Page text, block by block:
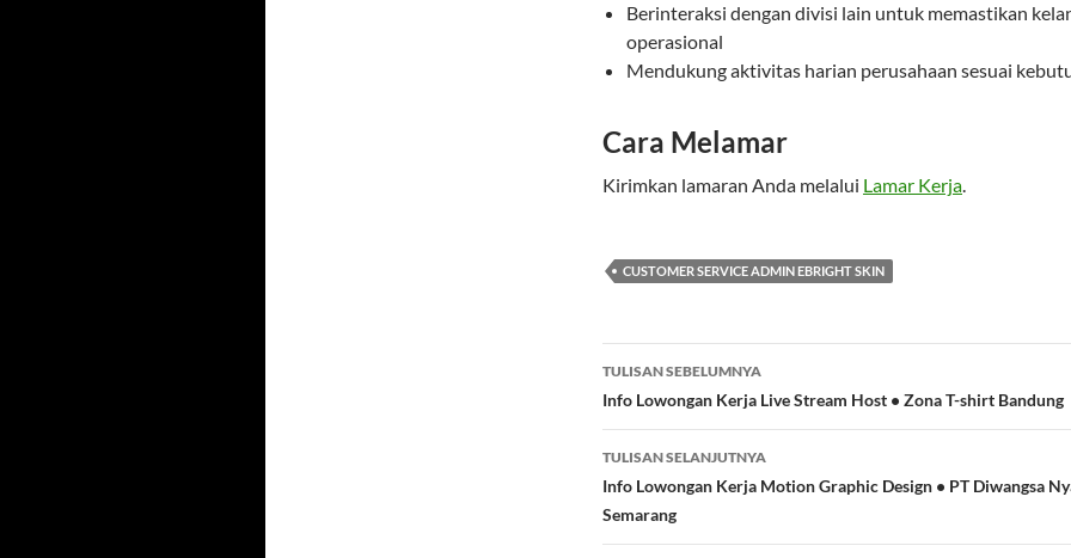
Berinteraksi dengan divisi lain untuk memastikan
operasional
Mendukung aktivitas harian perusahaan sesuai
Cara Melamar
Kirimkan lamaran Anda melalui Lamar Kerja.
CUSTOMER SERVICE ADMIN EBRIGHT SKIN
Navigasi
Tulisan
TULISAN SEBELUMNYA
Info Lowongan Kerja Live Stream Host • Zona T-shirt Bandung
TULISAN SELANJUTNYA
Info Lowongan Kerja Motion Graphic Design • PT Diwangsa
Semarang